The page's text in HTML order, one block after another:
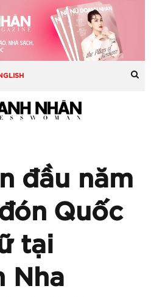
đầu năm
Quốc
tại
Nha